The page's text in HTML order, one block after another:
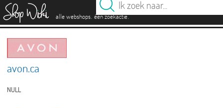
alle webshops. één zoekactie.
avon.ca
NULL